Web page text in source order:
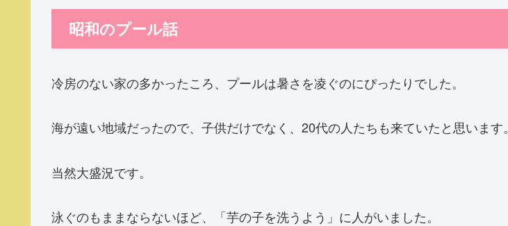
昭和のプール話
冷房のない家の多かったころ、プールは暑さを凌ぐのにぴったりでした。
海が遠い地域だったので、子供だけでなく、20代の人たちも来ていたと思います。
当然大盛況です。
泳ぐのもままならないほど、「芋の子を洗うよう」に人がいました。